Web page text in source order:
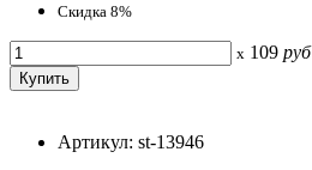
Скидка 8%
x 109 руб
Артикул: st-13946